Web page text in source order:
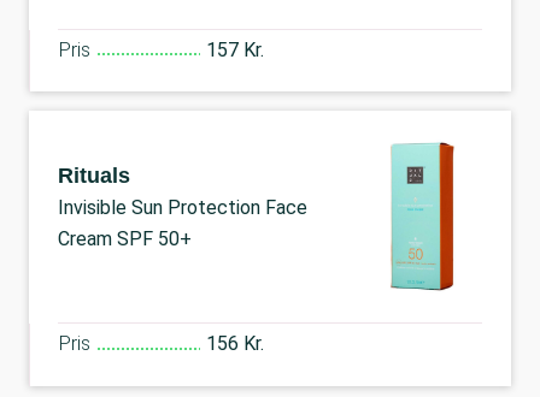
Pris 157 Kr.
Rituals
Invisible Sun Protection Face
Cream SPF 50+
Pris 156 Kr.